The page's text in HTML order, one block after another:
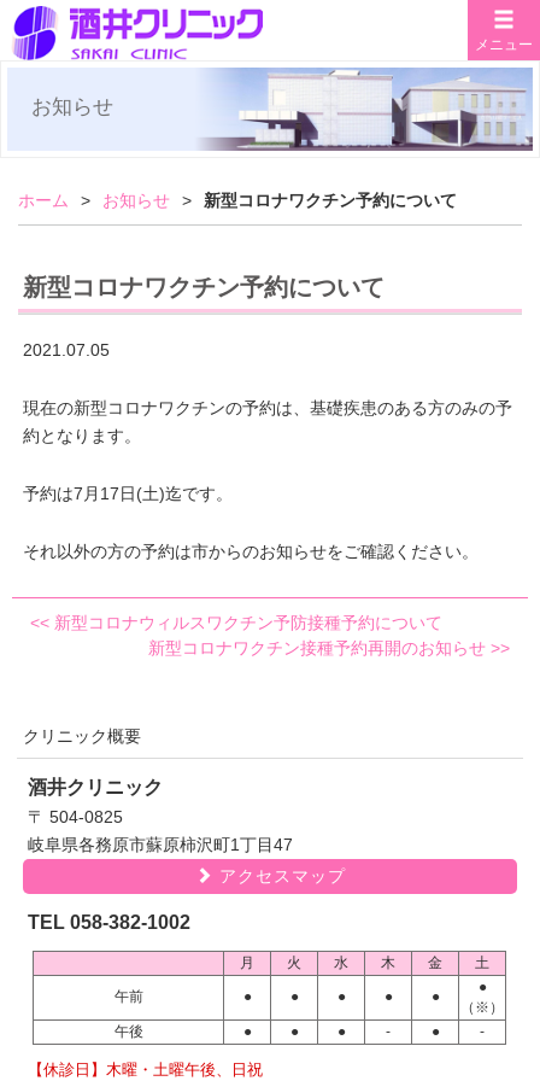
メニュー
お知らせ
ホーム お知らせ 新型コロナワクチン予約について
新型コロナワクチン予約について
2021.07.05
現在の新型コロナワクチンの予約は、基礎疾患のある方のみの予
約となります。
予約は7月17日(土)迄です。
それ以外の方の予約は市からのお知らせをご確認ください。
<< 新型コロナウィルスワクチン予防接種予約について
新型コロナワクチン接種予約再開のお知らせ >>
クリニック概要
酒井クリニック
〒 504-0825
岐阜県各務原市蘇原柿沢町1丁目47
アクセスマップ
TEL 058-382-1002
月 火 水 木 金
土
午前
● ● ● ● ●
●
（※）
午後
● ● ● - ● -
【休診日】木曜・土曜午後、日祝